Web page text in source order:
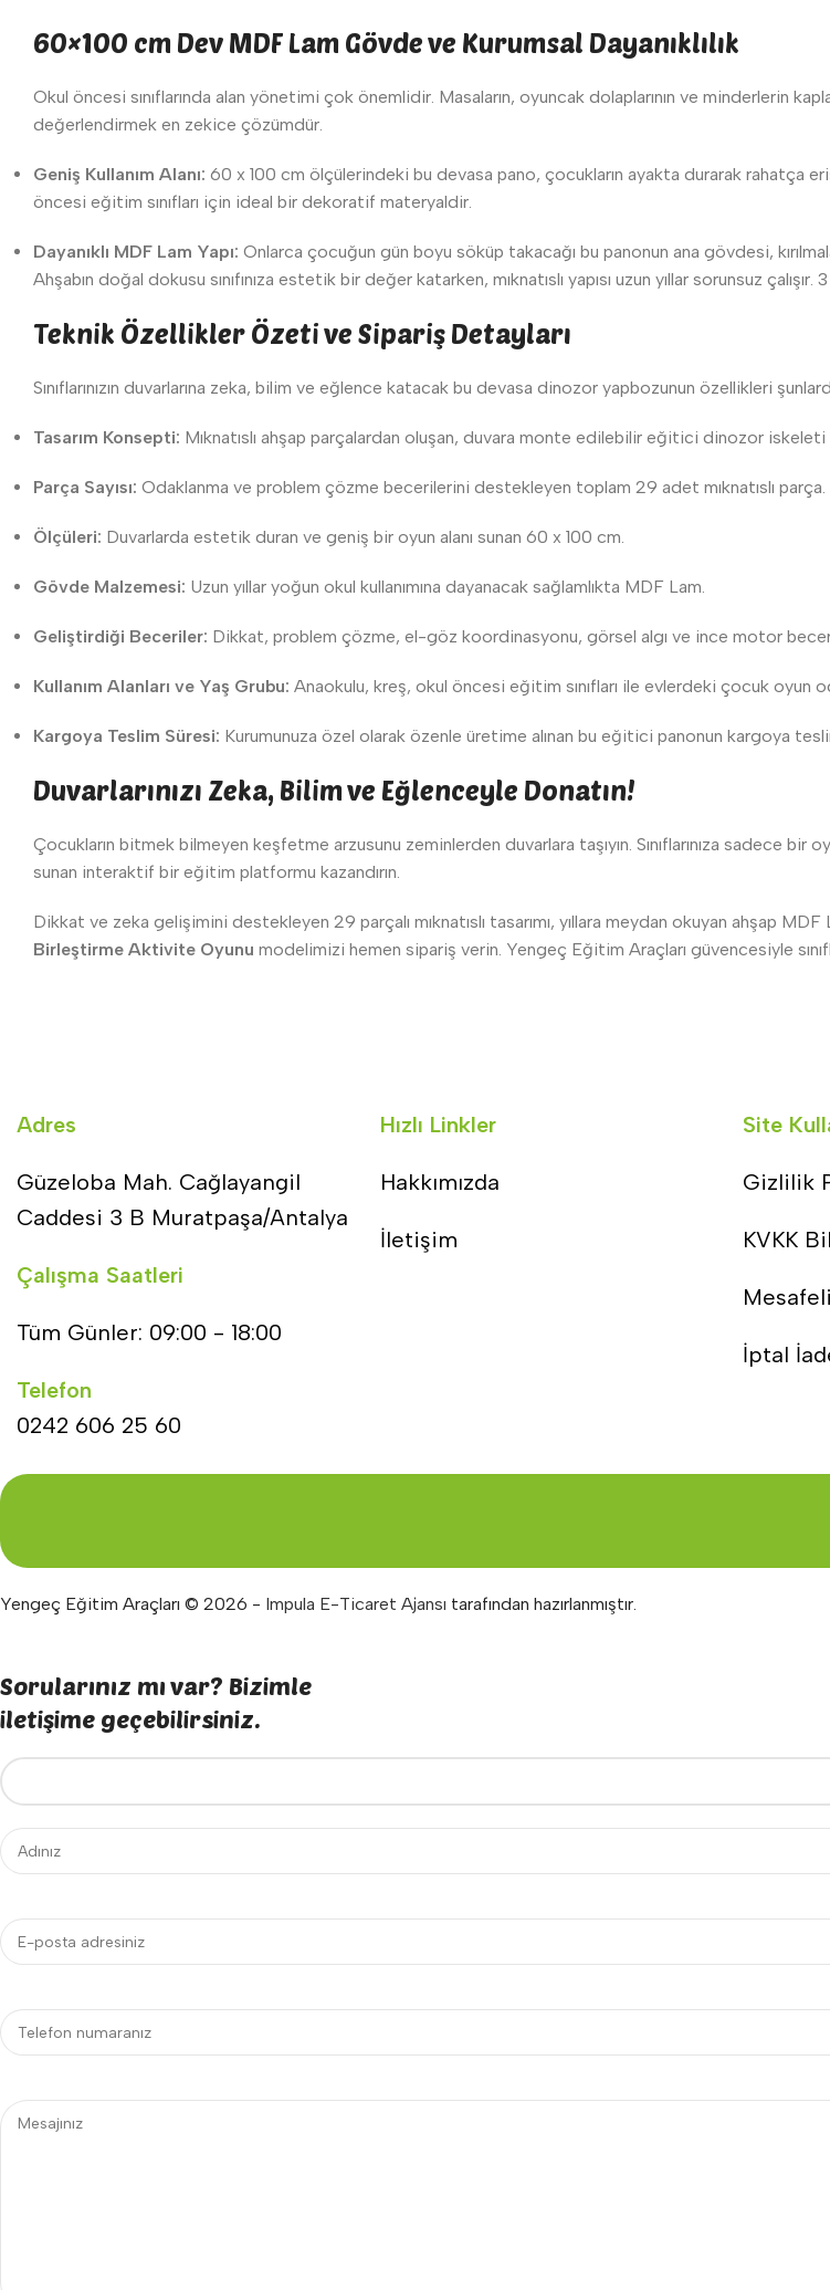
60×100 cm Dev MDF Lam Gövde ve Kurumsal Dayanıklılık
Okul öncesi sınıflarında alan yönetimi çok önemlidir. Masaların, oyuncak dolaplarının ve minderlerin
değerlendirmek en zekice çözümdür.
Geniş Kullanım Alanı: 60 x 100 cm ölçülerindeki bu devasa pano, çocukların ayakta durarak rahatça
öncesi eğitim sınıfları için ideal bir dekoratif materyaldir.
Dayanıklı MDF Lam Yapı: Onlarca çocuğun gün boyu söküp takacağı bu panonun ana gövdesi,
Ahşabın doğal dokusu sınıfınıza estetik bir değer katarken, mıknatıslı yapısı uzun yıllar sorunsuz
Teknik Özellikler Özeti ve Sipariş Detayları
Sınıflarınızın duvarlarına zeka, bilim ve eğlence katacak bu devasa dinozor yapbozunun özellikleri
Tasarım Konsepti: Mıknatıslı ahşap parçalardan oluşan, duvara monte edilebilir eğitici dinozor
Parça Sayısı: Odaklanma ve problem çözme becerilerini destekleyen toplam 29 adet mıknatıslı parça.
Ölçüleri: Duvarlarda estetik duran ve geniş bir oyun alanı sunan 60 x 100 cm.
Gövde Malzemesi: Uzun yıllar yoğun okul kullanımına dayanacak sağlamlıkta MDF Lam.
Geliştirdiği Beceriler: Dikkat, problem çözme, el-göz koordinasyonu, görsel algı ve ince motor
Kullanım Alanları ve Yaş Grubu: Anaokulu, kreş, okul öncesi eğitim sınıfları ile evlerdeki çocuk oyun
Kargoya Teslim Süresi: Kurumunuza özel olarak özenle üretime alınan bu eğitici panonun kargoya
Duvarlarınızı Zeka, Bilim ve Eğlenceyle Donatın!
Çocukların bitmek bilmeyen keşfetme arzusunu zeminlerden duvarlara taşıyın. Sınıflarınıza sadece
sunan interaktif bir eğitim platformu kazandırın.
Dikkat ve zeka gelişimini destekleyen 29 parçalı mıknatıslı tasarımı, yıllara meydan okuyan ahşap
Birleştirme Aktivite Oyunu modelimizi hemen sipariş verin. Yengeç Eğitim Araçları güvencesiyle
Adres
Güzeloba Mah. Cağlayangil
Caddesi 3 B Muratpaşa/Antalya
Çalışma Saatleri
Tüm Günler: 09:00 - 18:00
Telefon
0242 606 25 60
Hızlı Linkler
Hakkımızda
İletişim
Site
Gizlilik
KVKK
İptal
Yengeç Eğitim Araçları © 2026 - Impula E-Ticaret Ajansı tarafından hazırlanmıştır.
Sorularınız mı var? Bizimle
iletişime geçebilirsiniz.